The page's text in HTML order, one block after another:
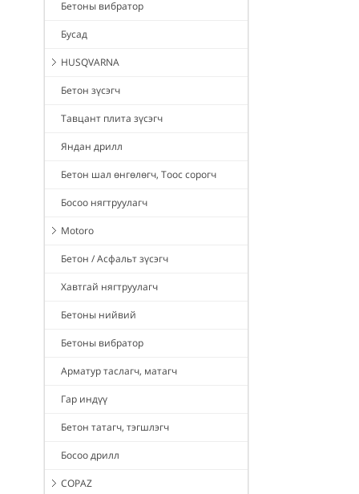
Бетоны вибратор
Бусад
HUSQVARNA
Бетон зүсэгч
Тавцант плита зүсэгч
Яндан дрилл
Бетон шал өнгөлөгч, Тоос сорогч
Босоо нягтруулагч
Motoro
Бетон / Асфальт зүсэгч
Хавтгай нягтруулагч
Бетоны нийвий
Бетоны вибратор
Арматур таслагч, матагч
Гар индүү
Бетон татагч, тэгшлэгч
Босоо дрилл
COPAZ